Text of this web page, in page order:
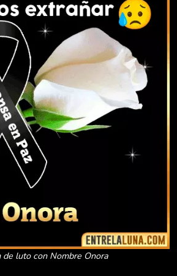
de luto con Nombre Onora